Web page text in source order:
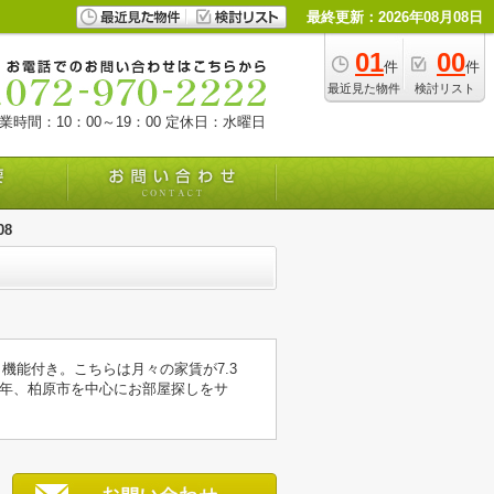
最終更新：2026年08月08日
01件
最近見た物件
00件
検討リスト
時間：10：00～19：00 定休日：水曜日
能付き。こちらは月々の家賃が7.3
、柏原市を中心にお部屋探しをサ